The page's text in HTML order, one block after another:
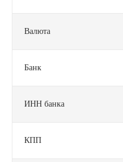
Валюта
Банк
ИНН банка
КПП